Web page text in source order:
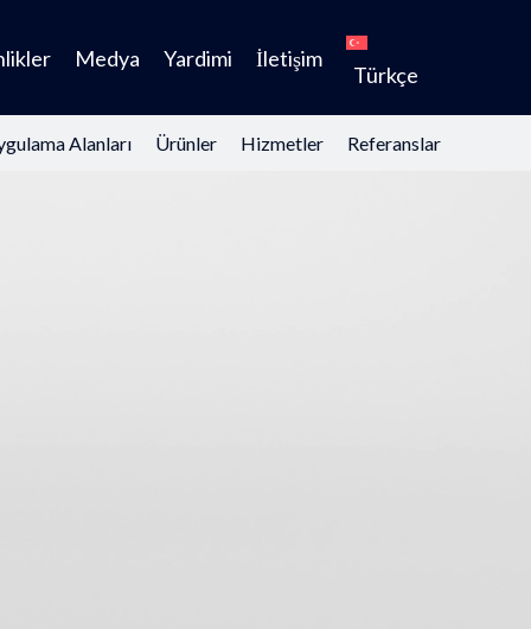
Medya Yardimi İletişim
Türkçe
Alanları Ürünler Hizmetler Referanslar